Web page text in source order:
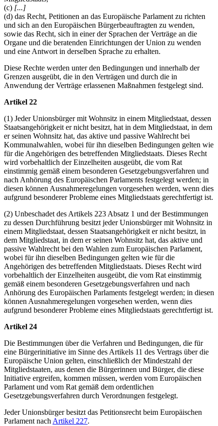
(c) [...]
(d) das Recht, Petitionen an das Europäische Parlament zu richten
und sich an den Europäischen Bürgerbeauftragten zu wenden,
sowie das Recht, sich in einer der Sprachen der Verträge an die
Organe und die beratenden Einrichtungen der Union zu wenden
und eine Antwort in derselben Sprache zu erhalten.
Diese Rechte werden unter den Bedingungen und innerhalb der
Grenzen ausgeübt, die in den Verträgen und durch die in
Anwendung der Verträge erlassenen Maßnahmen festgelegt sind.
Artikel 22
(1) Jeder Unionsbürger mit Wohnsitz in einem Mitgliedstaat, dessen
Staatsangehörigkeit er nicht besitzt, hat in dem Mitgliedstaat, in dem
er seinen Wohnsitz hat, das aktive und passive Wahlrecht bei
Kommunalwahlen, wobei für ihn dieselben Bedingungen gelten wie
für die Angehörigen des betreffenden Mitgliedstaats. Dieses Recht
wird vorbehaltlich der Einzelheiten ausgeübt, die vom Rat
einstimmig gemäß einem besonderen Gesetzgebungsverfahren und
nach Anhörung des Europäischen Parlaments festgelegt werden; in
diesen können Ausnahmeregelungen vorgesehen werden, wenn dies
aufgrund besonderer Probleme eines Mitgliedstaats gerechtfertigt ist.
(2) Unbeschadet des Artikels 223 Absatz 1 und der Bestimmungen
zu dessen Durchführung besitzt jeder Unionsbürger mit Wohnsitz in
einem Mitgliedstaat, dessen Staatsangehörigkeit er nicht besitzt, in
dem Mitgliedstaat, in dem er seinen Wohnsitz hat, das aktive und
passive Wahlrecht bei den Wahlen zum Europäischen Parlament,
wobei für ihn dieselben Bedingungen gelten wie für die
Angehörigen des betreffenden Mitgliedstaats. Dieses Recht wird
vorbehaltlich der Einzelheiten ausgeübt, die vom Rat einstimmig
gemäß einem besonderen Gesetzgebungsverfahren und nach
Anhörung des Europäischen Parlaments festgelegt werden; in diesen
können Ausnahmeregelungen vorgesehen werden, wenn dies
aufgrund besonderer Probleme eines Mitgliedstaats gerechtfertigt ist.
Artikel 24
Die Bestimmungen über die Verfahren und Bedingungen, die für
eine Bürgerinitiative im Sinne des Artikels 11 des Vertrags über die
Europäische Union gelten, einschließlich der Mindestzahl der
Mitgliedstaaten, aus denen die Bürgerinnen und Bürger, die diese
Initiative ergreifen, kommen müssen, werden vom Europäischen
Parlament und vom Rat gemäß dem ordentlichen
Gesetzgebungsverfahren durch Verordnungen festgelegt.
Jeder Unionsbürger besitzt das Petitionsrecht beim Europäischen
Parlament nach Artikel 227.